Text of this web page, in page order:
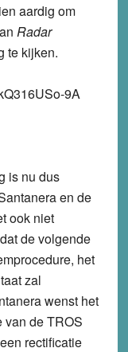
aardig om
Radar
te kijken.
9A
is nu dus
en de
ook niet
de volgende
het
zal
wenst het
van de TROS
een rectificatie